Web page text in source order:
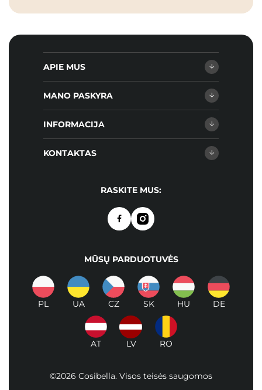
APIE MUS
MANO PASKYRA
INFORMACIJA
KONTAKTAS
RASKITE MUS:
MŪSŲ PARDUOTUVĖS
PL UA CZ SK HU DE
AT LV RO
©2026 Cosibella. Visos teisės saugomos